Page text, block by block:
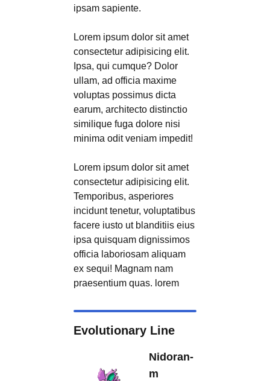
ipsam sapiente.
Lorem ipsum dolor sit amet
consectetur adipisicing elit.
Ipsa, qui cumque? Dolor
ullam, ad officia maxime
voluptas possimus dicta
earum, architecto distinctio
similique fuga dolore nisi
minima odit veniam impedit!
Lorem ipsum dolor sit amet
consectetur adipisicing elit.
Temporibus, asperiores
incidunt tenetur, voluptatibus
facere iusto ut blanditiis eius
ipsa quisquam dignissimos
officia laboriosam aliquam
ex sequi! Magnam nam
praesentium quas. lorem
Evolutionary Line
Nidoran-
m